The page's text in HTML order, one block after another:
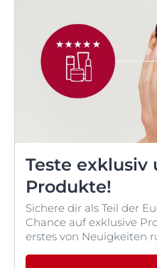
Teste exklusiv
Produkte!
Sichere dir als Teil der
Chance auf exklusive
erstes von Neuigkeiten